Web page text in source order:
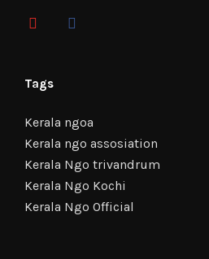
Tags
Kerala ngoa
Kerala ngo assosiation
Kerala Ngo trivandrum
Kerala Ngo Kochi
Kerala Ngo Official